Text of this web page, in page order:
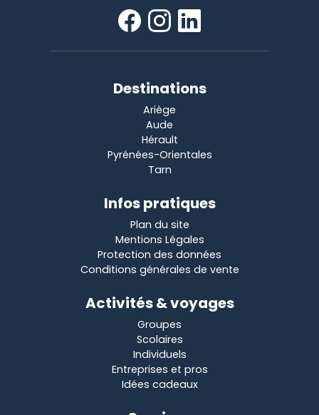
Destinations
Ariège
Aude
Hérault
Pyrénées-Orientales
Tarn
Infos pratiques
Plan du site
Mentions Légales
Protection des données
Conditions générales de vente
Activités & voyages
Groupes
Scolaires
Individuels
Entreprises et pros
Idées cadeaux